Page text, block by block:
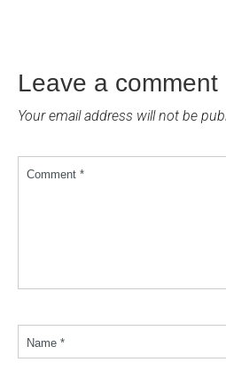
Leave a comment
Your email address will not be
Comment *
Name *